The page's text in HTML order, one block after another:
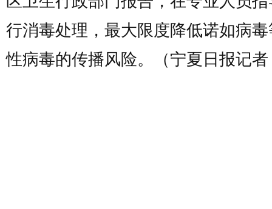
行消毒处理，最大限度降低诺如病
性病毒的传播风险。（宁夏日报记